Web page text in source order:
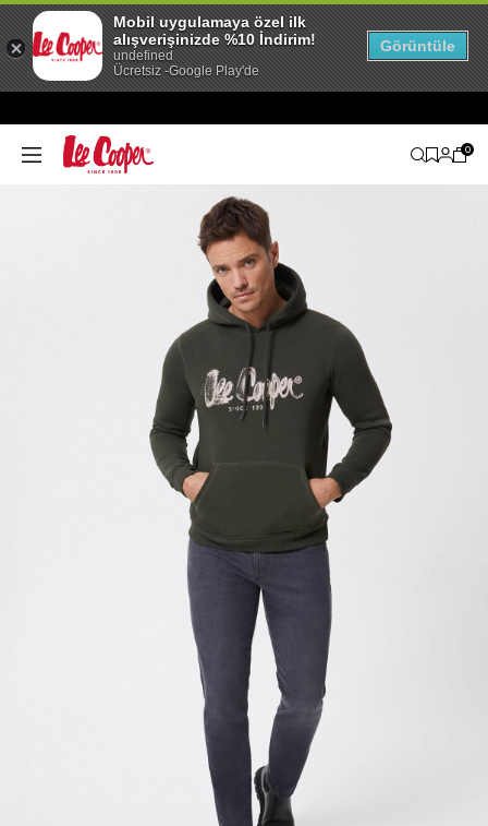
0
Mobil uygulamaya özel ilk
alışverişinizde %10 İndirim!
undefined
Ücretsiz -Google Play'de
Görüntüle